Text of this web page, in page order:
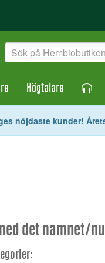
Högtalare
nöjdaste kunder!
det namnet/